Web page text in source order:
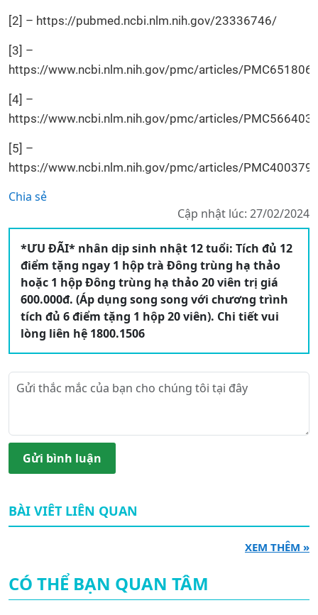
[2] – https://pubmed.ncbi.nlm.nih.gov/23336746/
[3] –
https://www.ncbi.nlm.nih.gov/pmc/articles/
[4] –
https://www.ncbi.nlm.nih.gov/pmc/articles/
[5] –
https://www.ncbi.nlm.nih.gov/pmc/articles/
Chia sẻ
Cập nhật lúc: 27/02/2024
*ƯU ĐÃI* nhân dịp sinh nhật 12 tuổi: Tích đủ 12
điểm tặng ngay 1 hộp trà Đông trùng hạ thảo
hoặc 1 hộp Đông trùng hạ thảo 20 viên trị giá
600.000đ. (Áp dụng song song với chương trình
tích đủ 6 điểm tặng 1 hộp 20 viên). Chi tiết vui
lòng liên hệ 1800.1506
Gửi bình luận
BÀI VIÊT LIÊN QUAN
XEM THÊM »
CÓ THỂ BẠN QUAN TÂM